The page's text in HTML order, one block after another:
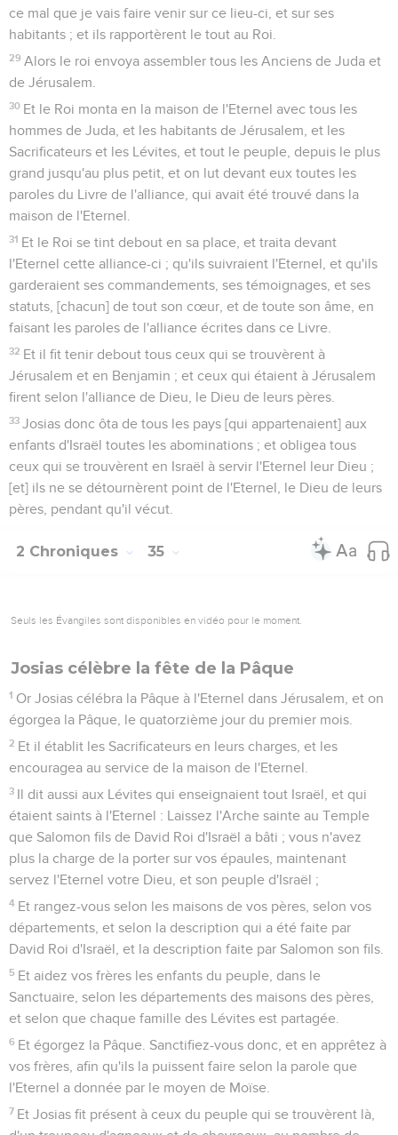
ce mal que je vais faire venir sur ce lieu-ci, et sur ses
habitants ; et ils rapportèrent le tout au Roi.
29 Alors le roi envoya assembler tous les Anciens de Juda et
de Jérusalem.
30 Et le Roi monta en la maison de l'Eternel avec tous les
hommes de Juda, et les habitants de Jérusalem, et les
Sacrificateurs et les Lévites, et tout le peuple, depuis le plus
grand jusqu'au plus petit, et on lut devant eux toutes les
paroles du Livre de l'alliance, qui avait été trouvé dans la
maison de l'Eternel.
31 Et le Roi se tint debout en sa place, et traita devant
l'Eternel cette alliance-ci ; qu'ils suivraient l'Eternel, et qu'ils
garderaient ses commandements, ses témoignages, et ses
statuts, [chacun] de tout son cœur, et de toute son âme, en
faisant les paroles de l'alliance écrites dans ce Livre.
32 Et il fit tenir debout tous ceux qui se trouvèrent à
Jérusalem et en Benjamin ; et ceux qui étaient à Jérusalem
firent selon l'alliance de Dieu, le Dieu de leurs pères.
33 Josias donc ôta de tous les pays [qui appartenaient] aux
enfants d'Israël toutes les abominations ; et obligea tous
ceux qui se trouvèrent en Israël à servir l'Eternel leur Dieu ;
[et] ils ne se détournèrent point de l'Eternel, le Dieu de leurs
pères, pendant qu'il vécut.
2 Chroniques 35
Seuls les Évangiles sont disponibles en vidéo pour le moment.
Josias célèbre la fête de la Pâque
1 Or Josias célébra la Pâque à l'Eternel dans Jérusalem, et on
égorgea la Pâque, le quatorzième jour du premier mois.
2 Et il établit les Sacrificateurs en leurs charges, et les
encouragea au service de la maison de l'Eternel.
3 Il dit aussi aux Lévites qui enseignaient tout Israël, et qui
étaient saints à l'Eternel : Laissez l'Arche sainte au Temple
que Salomon fils de David Roi d'Israël a bâti ; vous n'avez
plus la charge de la porter sur vos épaules, maintenant
servez l'Eternel votre Dieu, et son peuple d'Israël ;
4 Et rangez-vous selon les maisons de vos pères, selon vos
départements, et selon la description qui a été faite par
David Roi d'Israël, et la description faite par Salomon son fils.
5 Et aidez vos frères les enfants du peuple, dans le
Sanctuaire, selon les départements des maisons des pères,
et selon que chaque famille des Lévites est partagée.
6 Et égorgez la Pâque. Sanctifiez-vous donc, et en apprêtez à
vos frères, afin qu'ils la puissent faire selon la parole que
l'Eternel a donnée par le moyen de Moïse.
7 Et Josias fit présent à ceux du peuple qui se trouvèrent là,